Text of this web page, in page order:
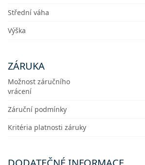
Střední váha
Výška
ZÁRUKA
Možnost záručního
vrácení
Záruční podmínky
Kritéria platnosti záruky